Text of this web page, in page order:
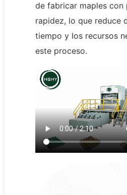
de fabricar maples con
rapidez, lo que reduce
tiempo y los recursos
este proceso.